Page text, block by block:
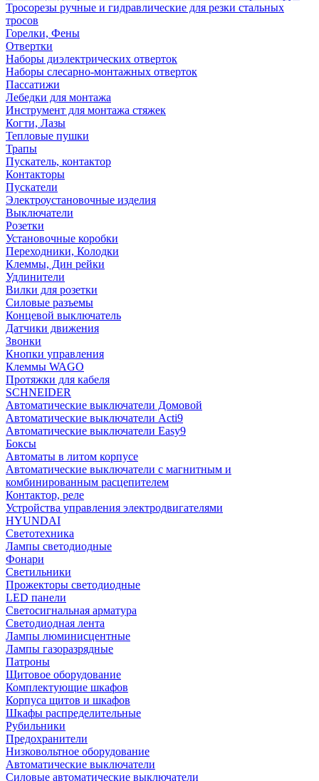
Тросорезы ручные и гидравлические для резки стальных
тросов
Горелки, Фены
Отвертки
Наборы диэлектрических отверток
Наборы слесарно-монтажных отверток
Пассатижи
Лебедки для монтажа
Инструмент для монтажа стяжек
Когти, Лазы
Тепловые пушки
Трапы
Пускатель, контактор
Контакторы
Пускатели
Электроустановочные изделия
Выключатели
Розетки
Установочные коробки
Переходники, Колодки
Клеммы, Дин рейки
Удлинители
Вилки для розетки
Силовые разъемы
Концевой выключатель
Датчики движения
Звонки
Кнопки управления
Клеммы WAGO
Протяжки для кабеля
SCHNEIDER
Автоматические выключатели Домовой
Автоматические выключатели Acti9
Автоматические выключатели Easy9
Боксы
Автоматы в литом корпусе
Автоматические выключатели с магнитным и
комбинированным расцепителем
Контактор, реле
Устройства управления электродвигателями
HYUNDAI
Светотехника
Лампы светодиодные
Фонари
Светильники
Прожекторы светодиодные
LED панели
Светосигнальная арматура
Светодиодная лента
Лампы люминисцентные
Лампы газоразрядные
Патроны
Щитовое оборудование
Комплектующие шкафов
Корпуса щитов и шкафов
Шкафы распределительные
Рубильники
Предохранители
Низковольтное оборудование
Автоматические выключатели
Силовые автоматические выключатели